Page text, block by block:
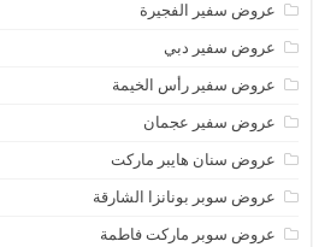
عروض سفير الفجيرة
عروض سفير دبي
عروض سفير رأس الخيمة
عروض سفير عجمان
عروض سنان هايبر ماركت
عروض سوبر بونانزا الشارقة
عروض سوبر ماركت فاطمة